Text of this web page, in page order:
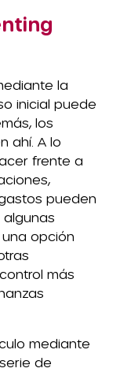
la
inicial puede
los
ahí. A lo
frente a
pueden
opción
más
mediante
de